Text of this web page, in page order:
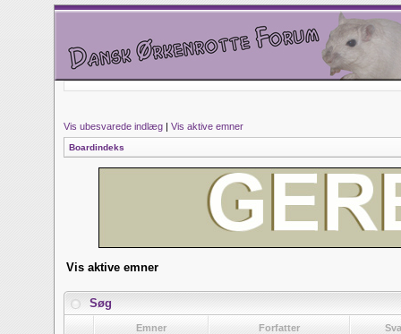
Vis ubesvarede indlæg | Vis aktive emner
Boardindeks
Vis aktive emner
Søg
Emner Forfatter